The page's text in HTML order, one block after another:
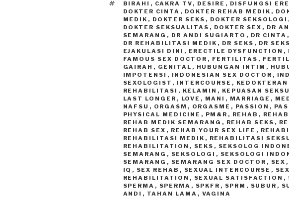
TAGS
BIRAHI , CAKRA TV , DESIRE , DISFUNGSI
DOKTER CINTA , DOKTER REHAB MEDIK ,
MEDIK , DOKTER SEKS , DOKTER SEKSOLOGI ,
DOKTER SEKSUALITAS , DOKTER SEX , DR
SEMARANG , DR ANDI SUGIARTO , DR CINTA ,
DR REHABILITASI MEDIK , DR SEKS , DR
EJAKULASI DINI , ERECTILE DYSFUNCTION ,
FAMOUS SEX DOCTOR , FERTILITAS ,
GAIRAH , GENITAL , HUBUNGAN INTIM ,
IMPOTENSI , INDONESIAN SEX DOCTOR ,
SEXOLOGIST , INTERCOURSE ,
REHABILITASI , KELAMIN , KEPUASAN
LAST LONGER , LOVE , MANI , MARRIAGE ,
NAFSU , ORGASM , ORGASME , PASSION ,
PHYSICAL MEDICINE , PM&R , REHAB ,
REHAB MEDIK SEMARANG , REHAB SEKS ,
REHAB SEX , REHAB YOUR SEX LIFE ,
REHABILITASI MEDIK , REHABILITASI
REHABILITATION , SEKS , SEKSOLOG
SEMARANG , SEKSOLOGI , SEKSOLOGI
SEMARANG , SEMARANG SEX DOCTOR , SEX ,
IQ , SEX REHAB , SEXUAL INTERCOURSE ,
REHABILITATION , SEXUAL SATISFACTION ,
SPERMA , SPERMA , SPKFR , SPRM , SUBUR ,
ANDI , TAHAN LAMA , VAGINA